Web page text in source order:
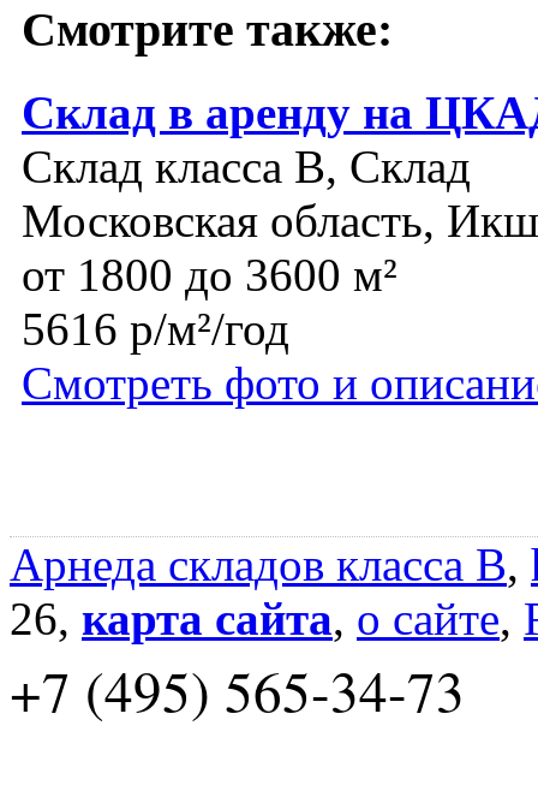
Смотрите также:
Склад в аренду на
Склад класса B, Склад
Московская область,
от 1800 до 3600 м²
5616 р/м²/год
Смотреть фото и
Арнеда складов класса B,
26, карта сайта, о сайте,
+7 (495) 565-34-73